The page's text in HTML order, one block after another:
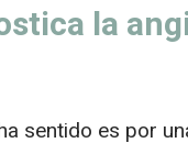
la
sentido es por